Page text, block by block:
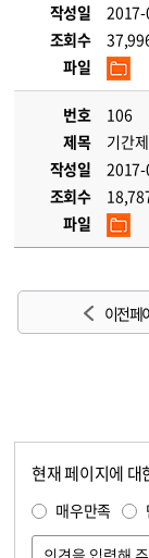
작성일
조회수
파일
번호
106
제목
기간
작성일
조회수
파일
이전 페
현재 페이지에 대
매우만족